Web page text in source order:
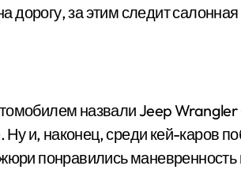
дорогу, за этим следит
назвали Jeep Wrangler
и, наконец, среди кей-каров
понравились